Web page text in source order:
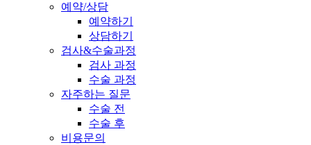
예약/상담
예약하기
상담하기
검사&수술과정
검사 과정
수술 과정
자주하는 질문
수술 전
수술 후
비용문의